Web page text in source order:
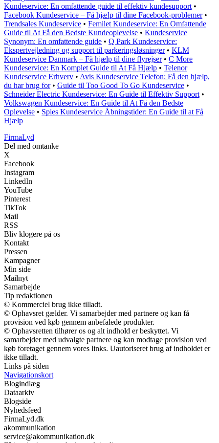
Kundeservice: En omfattende guide til effektiv kundesupport •
Facebook Kundeservice – Få hjælp til dine Facebook-problemer•
Trendsales Kundeservice • Femilet Kundeservice: En Omfattende
Guide til At Få den Bedste Kundeoplevelse • Kundeservice
Synonym: En omfattende guide • Q Park Kundeservice:
Ekspertvejledning og support til parkeringsløsninger• KLM
Kundeservice Danmark – Få hjælp til dine flyrejser• C More
Kundeservice: En Komplet Guide til At Få Hjælp • Telenor
Kundeservice Erhverv • Avis Kundeservice Telefon: Få den hjælp,
du har brug for• Guide til Too Good To Go Kundeservice •
Schneider Electric Kundeservice: En Guide til Effektiv Support •
Volkswagen Kundeservice: En Guide til At Få den Bedste
Oplevelse • Spies Kundeservice Åbningstider: En Guide til at Få
Hjælp
FirmaLyd
Del med omtanke
X
Facebook
Instagram
LinkedIn
YouTube
Pinterest
TikTok
Mail
RSS
Bliv klogere på os
Kontakt
Pressen
Kampagner
Min side
Mailnyt
Samarbejde
Tip redaktionen
© Kommerciel brug ikke tilladt.
© Ophavsret gælder. Vi samarbejder med partnere og kan få
provision ved køb gennem anbefalede produkter.
© Ophavsretten tilhører os og alt indhold er beskyttet. Vi
samarbejder med udvalgte partnere og kan modtage provision ved
køb foretaget gennem vores links. Uautoriseret brug af indholdet er
ikke tilladt.
Links på siden
Navigationskort
Blogindlæg
Dataarkiv
Blogside
Nyhedsfeed
FirmaLyd.dk
akommunikation
service@akommunikation.dk